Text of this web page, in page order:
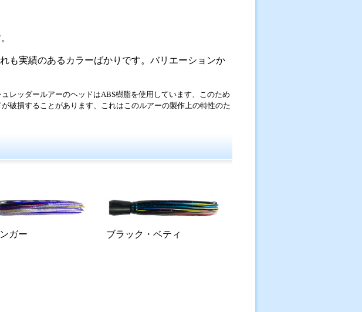
も実績のあるカラーばかりです。バリエーションか
レッダールアーのヘッドはABS樹脂を使用しています、このため
破損することがあります、これはこのルアーの製作上の特性のた
ガー ブラック・ベティ